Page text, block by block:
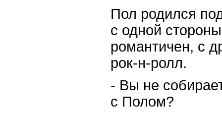
Пол родился
с одной
романтичен, с
рок-н-ролл.
- Вы не
с Полом?